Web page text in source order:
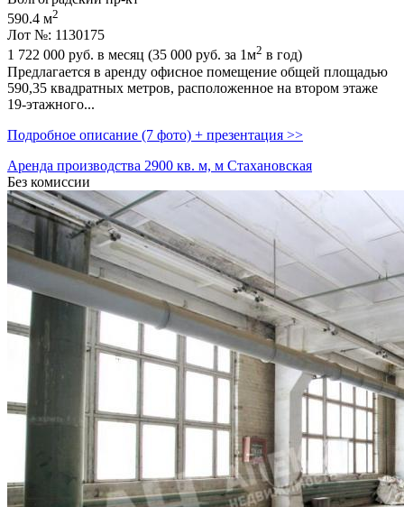
590.4 м2
Лот №: 1130175
1 722 000 руб. в месяц (35 000 руб. за 1м2 в год)
Предлагается в аренду офисное помещение общей площадью
590,­35 квадратных метров,­ расположенное на втором этаже
19-этажного...
Подробное описание (7 фото) + презентация >>
Аренда производства 2900 кв. м, м Стахановская
Без комиссии